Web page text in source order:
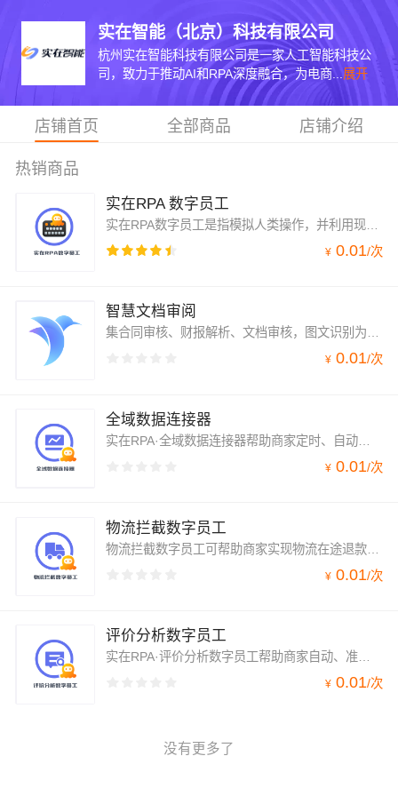
实在智能（北京）科技有限公司
杭州实在智能科技有限公司是一家人工智能科技公
司，致力于推动AI和RPA深度融合，为电商... 展开
店铺首页 全部商品 店铺介绍
热销商品
实在RPA 数字员工
实在RPA数字员工是指模拟人类操作，并利用现有各项技术减少人为重复、繁琐、大批量的工作任务，从而提升工作效率，实现业务流程自动化产品工具。
¥ 0.01/次
智慧文档审阅
集合同审核、财报解析、文档审核，图文识别为一体的AI办公套件，助力企业高效便捷处理文档、合同类文件
¥ 0.01/次
全域数据连接器
实在RPA·全域数据连接器帮助商家定时、自动、准确的整合电商多平台多店铺的运营数据，减少重复劳动的人工投入，帮助企业全面了解所有店铺的运营状况，做出经营策略调整。
¥ 0.01/次
物流拦截数字员工
物流拦截数字员工可帮助商家实现物流在途退款订单拦截，针对客户退款订单，数字员工可自动发送订单信息给物流公司进行拦截，提高企业售后效率，减少资损的软件产品。
¥ 0.01/次
评价分析数字员工
实在RPA·评价分析数字员工帮助商家自动、准确的整合电商多平台多店铺的客户评价数据，精准分析客户评价，并通过BI看板展示，帮助企业全面了解用户的评价反馈，做出经营策略调整。
¥ 0.01/次
没有更多了